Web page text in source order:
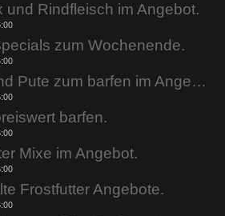
und Rindfleisch im Angebot.
zum Wochenende.
Huhn und Pute zum barfen im Angebot.
barfen.
Mixe im Angebot.
Frostfutter Angebote.